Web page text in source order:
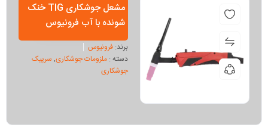
مشعل جوشکاری TIG خنک
شونده با آب فرونیوس
برند: فرونیوس
دسته : ملزومات جوشکاری, سرپیک
جوشکاری